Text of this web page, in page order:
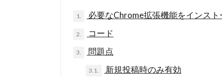
1. 必要なChrome拡張機能をインスト
2. コード
3. 問題点
3.1. 新規投稿時のみ有効